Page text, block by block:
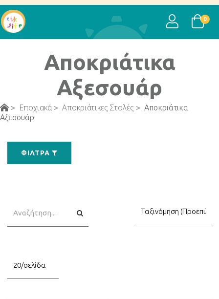
USER 0
Αποκριάτικα
Αξεσουάρ
> Εποχιακά > Αποκριάτικες Στολές > Αποκριάτικα
Αξεσουάρ
ΦΊΛΤΡΑ
Αναζήτηση